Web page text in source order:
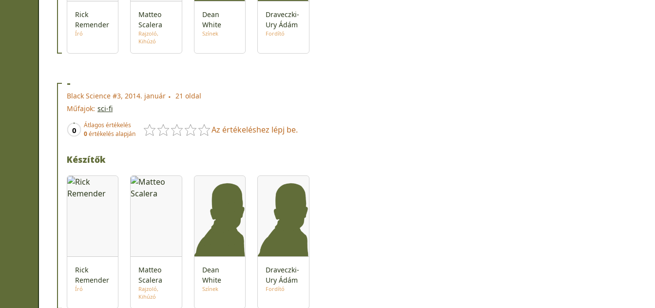
Rick
Remender
Író
Matteo
Scalera
Rajzoló
Kihúzó
Dean
White
Színek
Draveczki-
Ury Ádám
Fordító
-
Black Science #3, 2014. január
21 oldal
Műfajok: sci-fi
0
Átlagos értékelés
0értékelés alapján Az értékeléshez lépj be.
Készítők
Rick
Remender
Író
Matteo
Scalera
Rajzoló
Kihúzó
Dean
White
Színek
Draveczki-
Ury Ádám
Fordító